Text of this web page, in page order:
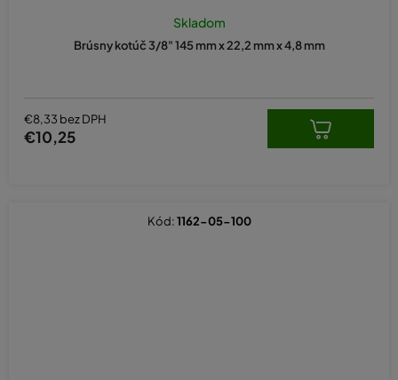
Brúsny kotúč 3/8" 145 mm x 22,2 mm x 4,8 mm
Skladom
€8,33 bez DPH
€10,25
Kód:1162-05-100